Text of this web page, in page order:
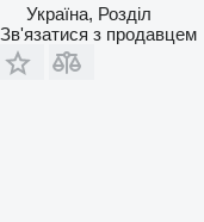
Україна, Розділ
Зв'язатися з продавцем